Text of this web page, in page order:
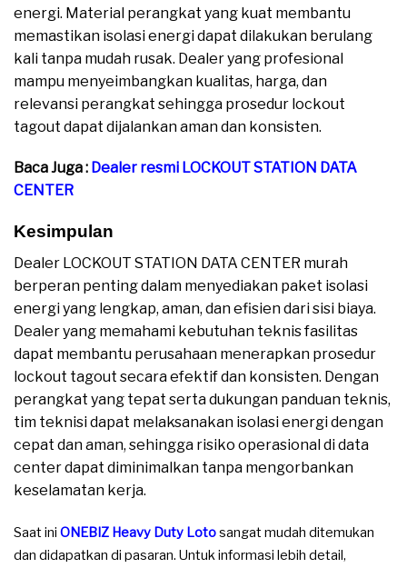
energi. Material perangkat yang kuat membantu
memastikan isolasi energi dapat dilakukan berulang
kali tanpa mudah rusak. Dealer yang profesional
mampu menyeimbangkan kualitas, harga, dan
relevansi perangkat sehingga prosedur lockout
tagout dapat dijalankan aman dan konsisten.
Baca Juga : Dealer resmi LOCKOUT STATION DATA
CENTER
Kesimpulan
Dealer LOCKOUT STATION DATA CENTER murah
berperan penting dalam menyediakan paket isolasi
energi yang lengkap, aman, dan efisien dari sisi biaya.
Dealer yang memahami kebutuhan teknis fasilitas
dapat membantu perusahaan menerapkan prosedur
lockout tagout secara efektif dan konsisten. Dengan
perangkat yang tepat serta dukungan panduan teknis,
tim teknisi dapat melaksanakan isolasi energi dengan
cepat dan aman, sehingga risiko operasional di data
center dapat diminimalkan tanpa mengorbankan
keselamatan kerja.
Saat ini ONEBIZ Heavy Duty Lotosangat mudah ditemukan
dan didapatkan di pasaran. Untuk informasi lebih detail,